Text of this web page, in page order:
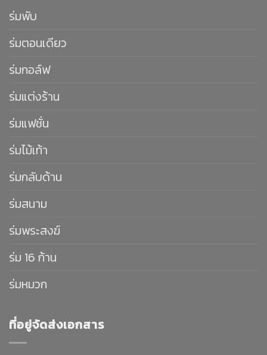
ร่มพับ
ร่มตอนเดียว
ร่มกอล์ฟ
ร่มแต่งร้าน
ร่มแฟชั่น
ร่มไม้เท้า
ร่มกลับด้าน
ร่มสนาม
ร่มพระสงฆ์
ร่ม 16 ก้าน
ร่มหมวก
ที่อยู่จัดส่งเอกสาร